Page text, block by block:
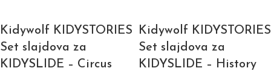
Kidywolf KIDYSTORIES
Set slajdova za
KIDYSLIDE – Circus
Kidywolf KIDYSTORIES
Set slajdova za
KIDYSLIDE – History